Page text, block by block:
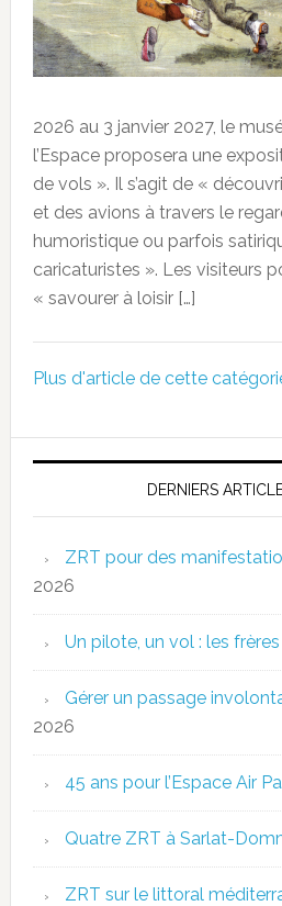
2026 au 3 janvier 2027, le
l’Espace proposera une
de vols ». Il s’agit de «
et des avions à travers le
humoristique ou parfois
caricaturistes ». Les visiteurs
« savourer à loisir […]
Plus d'article de cette
DERNIERS
ZRT pour des
2026
Un pilote, un vol : les
Gérer un passage
2026
45 ans pour l’Espace Air
Quatre ZRT à Sarlat-
ZRT sur le littoral